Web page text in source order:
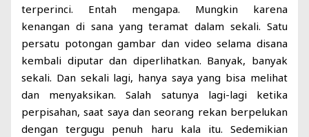
terperinci. Entah mengapa. Mungkin karena
kenangan di sana yang teramat dalam sekali. Satu
persatu potongan gambar dan video selama disana
kembali diputar dan diperlihatkan. Banyak, banyak
sekali. Dan sekali lagi, hanya saya yang bisa melihat
dan menyaksikan. Salah satunya lagi-lagi ketika
perpisahan, saat saya dan seorang rekan berpelukan
dengan tergugu penuh haru kala itu. Sedemikian